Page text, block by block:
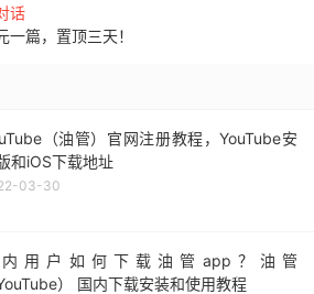
话
一篇，置顶三天！
（油管）官网注册教程，YouTube安
和iOS下载地址
03-30
用户如何下载油管app？油管
YouTube） 国内下载安装和使用教程